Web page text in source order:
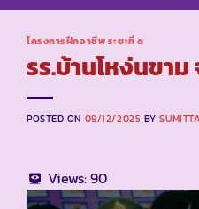
โครงการฝึกอาชีพ ระยะที่ ๕
รร.บ้านโหง่นขา
POSTED ON 09/12/2025 BYSUMITTA
Views:90